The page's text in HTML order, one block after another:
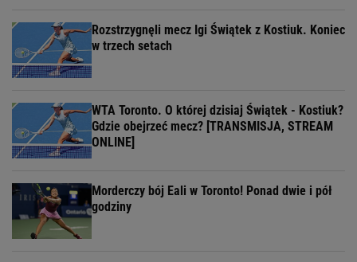
Rozstrzygnęli mecz Igi Świątek z Kostiuk. Koniec
w trzech setach
WTA Toronto. O której dzisiaj Świątek - Kostiuk?
Gdzie obejrzeć mecz? [TRANSMISJA, STREAM
ONLINE]
Morderczy bój Eali w Toronto! Ponad dwie i pół
godziny